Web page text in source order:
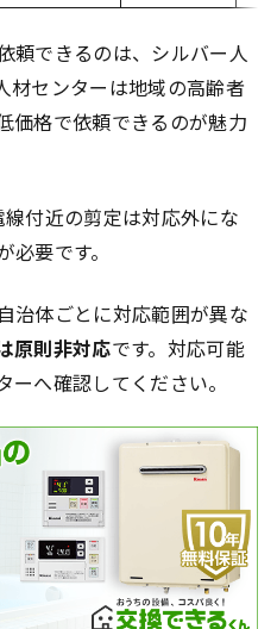
頼できるのは、シルバー人
材センターは地域の高齢者
価格で依頼できるのが魅力
付近の剪定は対応外にな
要です。
治体ごとに対応範囲が異な
原則非対応です。対応可能
へ確認してください。